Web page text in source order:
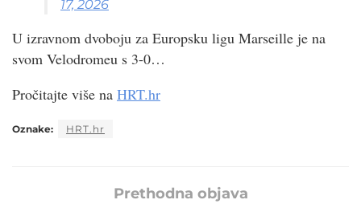
17, 2026
U izravnom dvoboju za Europsku ligu Marseille je na
svom Velodromeu s 3-0…
Pročitajte više na HRT.hr
Oznake: HRT.hr
Prethodna objava